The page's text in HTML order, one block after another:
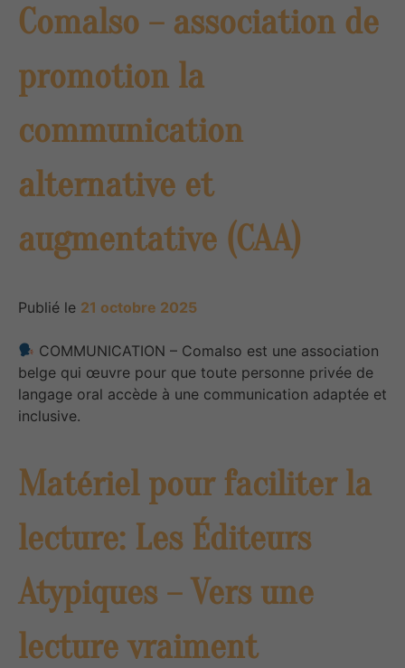
Comalso – association de
promotion la
communication
alternative et
augmentative (CAA)
Publié le 21 octobre 2025
COMMUNICATION – Comalso est une association
belge qui œuvre pour que toute personne privée de
langage oral accède à une communication adaptée et
inclusive.
Matériel pour faciliter la
lecture: Les Éditeurs
Atypiques – Vers une
lecture vraiment